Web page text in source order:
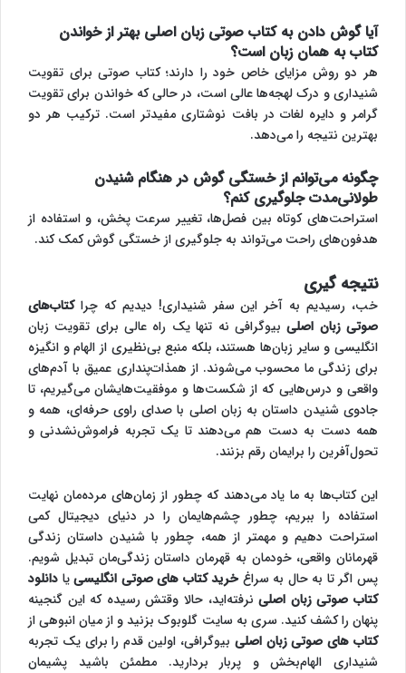
آیا گوش دادن بهکتاب صوتی زبان اصلی بهتر از خواندن
کتاب به همان زبان است؟
هر دو روش مزایای خاص خود را دارند؛ کتاب صوتی برای تقویت
شنیداری و درک لهجه‌ها عالی است، در حالی که خواندن برای تقویت
گرامر و دایره لغات در بافت نوشتاری مفیدتر است. ترکیب هر دو
بهترین نتیجه را می‌دهد.
چگونه می‌توانم از خستگی گوش در هنگام شنیدن
طولانی‌مدت جلوگیری کنم؟
استراحت‌های کوتاه بین فصل‌ها، تغییر سرعت پخش، و استفاده از
هدفون‌های راحت می‌تواند به جلوگیری از خستگی گوش کمک کند.
نتیجه گیری
خب، رسیدیم به آخر این سفر شنیداری! دیدیم که چراکتاب‌های
صوتی زبان اصلیبیوگرافی نه تنها یک راه عالی برای تقویت زبان
انگلیسی و سایر زبان‌ها هستند، بلکه منبع بی‌نظیری از الهام و انگیزه
برای زندگی ما محسوب می‌شوند. از همذات‌پنداری عمیق با آدم‌های
واقعی و درس‌هایی که از شکست‌ها و موفقیت‌هایشان می‌گیریم، تا
جادوی شنیدن داستان به زبان اصلی با صدای راوی حرفه‌ای، همه و
همه دست به دست هم می‌دهند تا یک تجربه فراموش‌نشدنی و
تحول‌آفرین را برایمان رقم بزنند.
این کتاب‌ها به ما یاد می‌دهند که چطور از زمان‌های مرده‌مان نهایت
استفاده را ببریم، چطور چشم‌هایمان را در دنیای دیجیتال کمی
استراحت دهیم و مهمتر از همه، چطور با شنیدن داستان زندگی
قهرمانان واقعی، خودمان به قهرمان داستان زندگی‌مان تبدیل شویم.
پس اگر تا به حال به سراغ خرید کتاب های صوتی انگلیسییا دانلود
کتاب صوتی زبان اصلینرفته‌اید، حالا وقتش رسیده که این گنجینه
پنهان را کشف کنید. سری به سایت گلوبوک بزنید و از میان انبوهی از
کتاب های صوتی زبان اصلی بیوگرافی، اولین قدم را برای یک تجربه
شنیداری الهام‌بخش و پربار بردارید. مطمئن باشید پشیمان